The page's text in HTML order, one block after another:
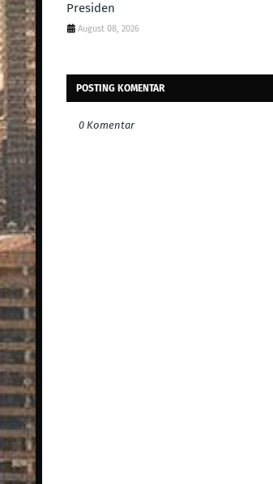
Presiden
August 08, 2026
POSTING KOMENTAR
0 Komentar